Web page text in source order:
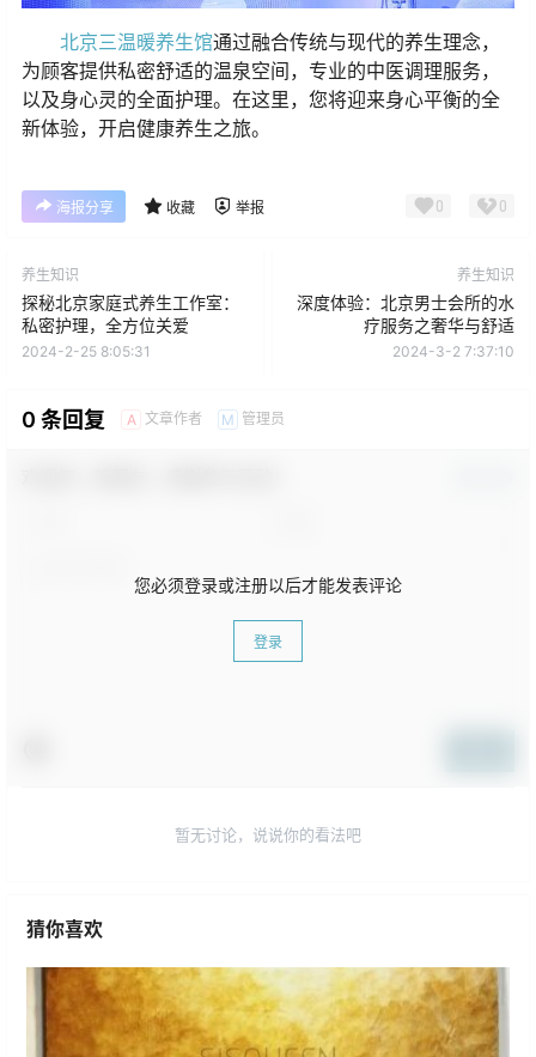
北京三温暖养生馆通过融合传统与现代的养生理念，
为顾客提供私密舒适的温泉空间，专业的中医调理服务，
以及身心灵的全面护理。在这里，您将迎来身心平衡的全
新体验，开启健康养生之旅。
海报分享 收藏 举报 0 0
养生知识
探秘北京家庭式养生工作室：
私密护理，全方位关爱
2024-2-25 8:05:31
养生知识
深度体验：北京男士会所的水
疗服务之奢华与舒适
2024-3-2 7:37:10
0 条回复 A 文章作者 M 管理员
您必须登录或注册以后才能发表评论
登录
暂无讨论，说说你的看法吧
猜你喜欢